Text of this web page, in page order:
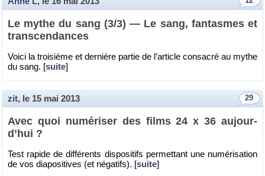
Le mythe du sang (3/3) — Le sang, fan­tasmes et
trans­cen­dances
Voici la troi­sième et der­nière par­tie de l’ar­ticle consa­cré au mythe
du sang. [suite]
29
zit, le 15 mai 2013
Avec quoi nu­mé­ri­ser des films 24 x 36 au­jour­
d’hui ?
Test ra­pide de dif­fé­rents dis­po­si­tifs per­met­tant une nu­mé­ri­sa­tion
de vos dia­po­si­tives (et né­ga­tifs). [suite]